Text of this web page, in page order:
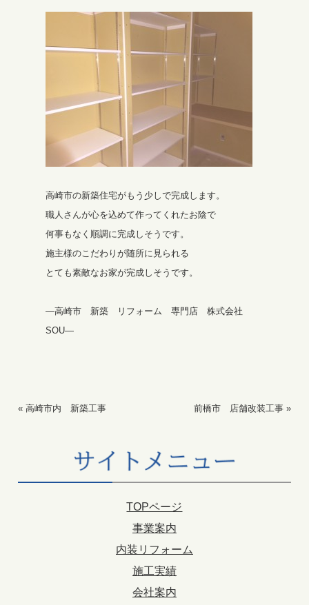
高崎市の新築住宅がもう少しで完成します。
職人さんが心を込めて作ってくれたお陰で
何事もなく順調に完成しそうです。
施主様のこだわりが随所に見られる
とても素敵なお家が完成しそうです。
—高崎市 新築 リフォーム 専門店 株式会社
SOU—
«高崎市内 新築工事 前橋市 店舗改装工事»
TOPページ
事業案内
内装リフォーム
施工実績
会社案内